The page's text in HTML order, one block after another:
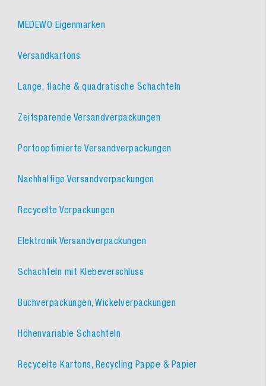
MEDEWO Eigenmarken
Versandkartons
Lange, flache & quadratische Schachteln
Zeitsparende Versandverpackungen
Portooptimierte Versandverpackungen
Nachhaltige Versandverpackungen
Recycelte Verpackungen
Elektronik Versandverpackungen
Schachteln mit Klebeverschluss
Buchverpackungen, Wickelverpackungen
Höhenvariable Schachteln
Recycelte Kartons, Recycling Pappe & Papier